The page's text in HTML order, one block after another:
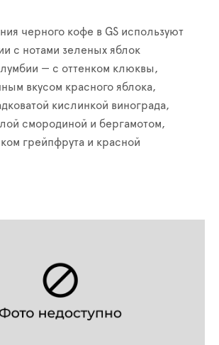
черного кофе в GS используют
с нотами зеленых яблок
— с оттенком клюквы,
вкусом красного яблока,
кислинкой винограда,
смородиной и бергамотом,
грейпфрута и красной